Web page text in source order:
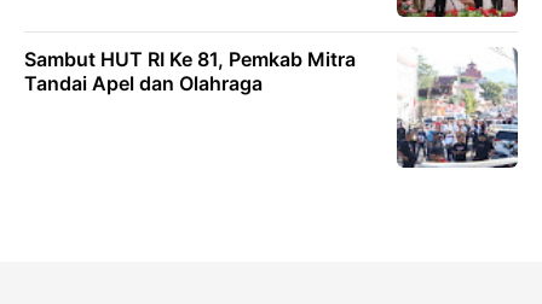
Sambut HUT RI Ke 81, Pemkab Mitra
Tandai Apel dan Olahraga